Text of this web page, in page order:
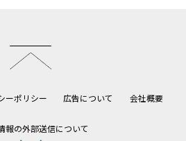
ーポリシー 広告について 会社概要
報の外部送信について